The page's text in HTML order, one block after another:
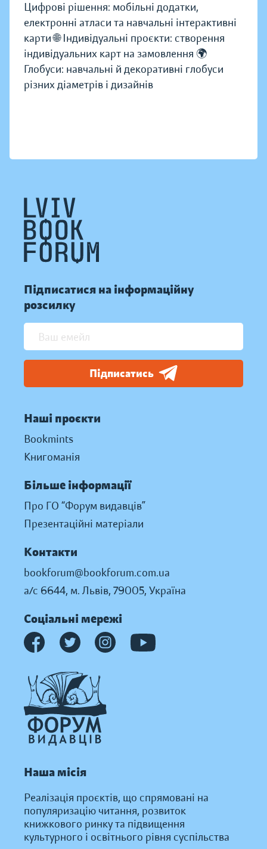
Цифрові рішення: мобільні додатки,
електронні атласи та навчальні інтерактивні
карти 🌐 Індивідуальні проєкти: створення
індивідуальних карт на замовлення 🌍
Глобуси: навчальні й декоративні глобуси
різних діаметрів і дизайнів
Підписатися на інформаційну
розсилку
Підписатись
Наші проєкти
Bookmints
Книгоманія
Більше інформації
Про ГО “Форум видавців”
Презентаційні матеріали
Контакти
bookforum@bookforum.com.ua
а/с 6644, м. Львів, 79005, Україна
Соціальні мережі
Наша місія
Реалізація проєктів, що спрямовані на
популяризацію читання, розвиток
книжкового ринку та підвищення
культурного і освітнього рівня суспільства